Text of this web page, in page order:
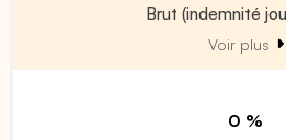
Brut (indemnité
Voir plus
0 %